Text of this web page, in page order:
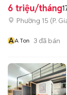
6 triệu/tháng
Phường 15 (P.
AA Ton 3 đã bán